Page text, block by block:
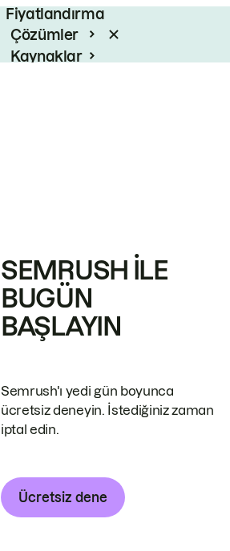
Fiyatlandırma
Çözümler
Kaynaklar
SEMRUSH ILE
BUGÜN
BAŞLAYIN
Semrush'ı yedi gün boyunca
ücretsiz deneyin. İstediğiniz zaman
iptal edin.
Ücretsiz dene